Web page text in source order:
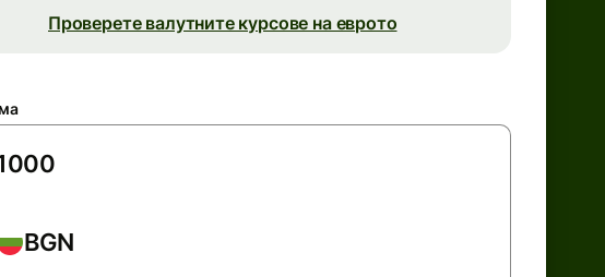
Проверете валутните курсове на еврото
BGN